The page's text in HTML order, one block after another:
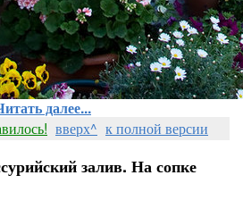
далее...
вверх^ к полной версии
залив. На сопке